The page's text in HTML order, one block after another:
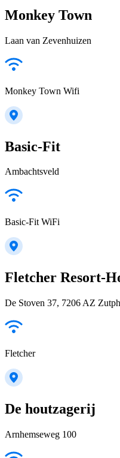
Monkey Town
Laan van Zevenhuizen
Monkey Town Wifi
Basic-Fit
Ambachtsveld
Basic-Fit WiFi
Fletcher Resort-
De Stoven 37, 7206 AZ
Fletcher
De houtzagerij
Arnhemseweg 100